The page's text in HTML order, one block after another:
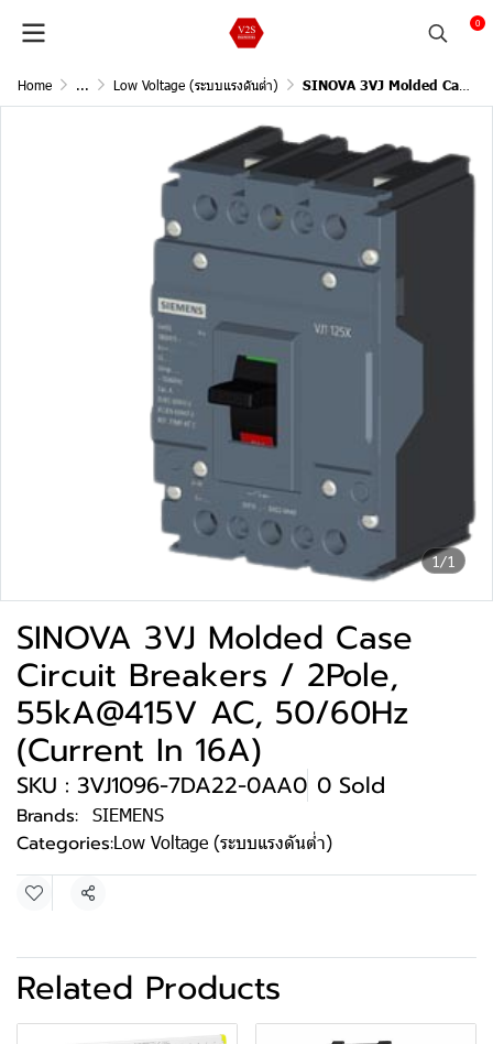
0
Home ... Low Voltage (ระบบแรงดันต่ำ) SINOVA 3VJ Molded Case Circuit Breakers / 2Pole, 55kA@415V AC, 50/60Hz (Current In 16A)
1/1
SINOVA 3VJ Molded Case
Circuit Breakers / 2Pole,
55kA@415V AC, 50/60Hz
(Current In 16A)
SKU : 3VJ1096-7DA22-0AA0 0 Sold
Brands: SIEMENS
Categories:Low Voltage (ระบบแรงดันต่ำ)
Share
Related Products